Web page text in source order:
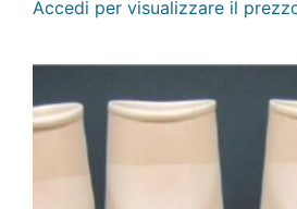
Accedi per visualizzare il